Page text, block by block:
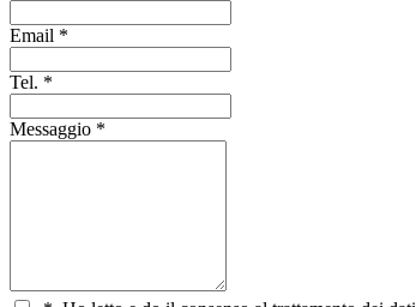
Email *
Tel. *
Messaggio *